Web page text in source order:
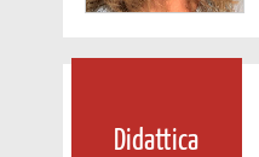
Didattica